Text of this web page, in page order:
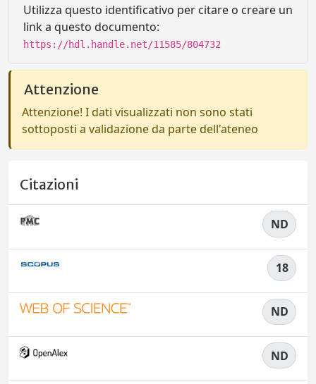
Utilizza questo identificativo per citare o creare un
link a questo documento:
https://hdl.handle.net/11585/804732
Attenzione
Attenzione! I dati visualizzati non sono stati
sottoposti a validazione da parte dell'ateneo
Citazioni
ND
18
ND
ND